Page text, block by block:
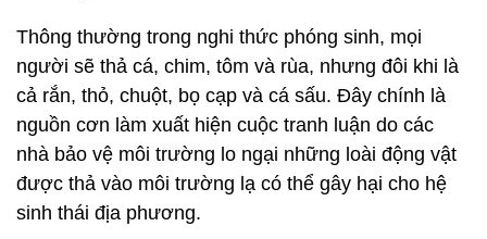
Thông thường trong nghi thức phóng sinh, mọi
người sẽ thả cá, chim, tôm và rùa, nhưng đôi khi là
cả rắn, thỏ, chuột, bọ cạp và cá sấu. Đây chính là
nguồn cơn làm xuất hiện cuộc tranh luận do các
nhà bảo vệ môi trường lo ngại những loài động vật
được thả vào môi trường lạ có thể gây hại cho hệ
sinh thái địa phương.